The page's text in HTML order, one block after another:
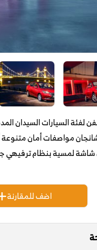
مواصفات أمان متنوعة
اضف للمقارنة